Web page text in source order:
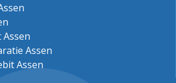
Assen
Assen